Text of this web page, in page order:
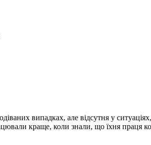
випадках, але відсутня у
краще, коли знали, що їхня праця